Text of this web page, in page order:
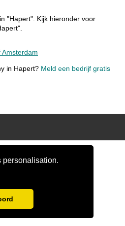
personalisation.
"Hapert". Kijk hieronder voor
Amsterdam
in Hapert? Meld een bedrijf gratis